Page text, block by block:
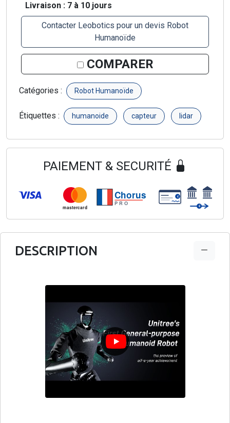
Livraison : 7 à 10 jours
Contacter Leobotics pour un devis Robot
Humanoïde
COMPARER
Catégories : Robot Humanoïde
Étiquettes : humanoide capteur lidar
PAIEMENT & SECURITÉ
mastercard
Chorus
PRO
€
€
DESCRIPTION